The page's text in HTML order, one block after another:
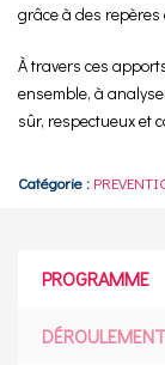
grâce à des
À travers ces
ensemble, à
sûr, respectueux et
Catégorie :
PROGRAMME
DÉROULEMENT